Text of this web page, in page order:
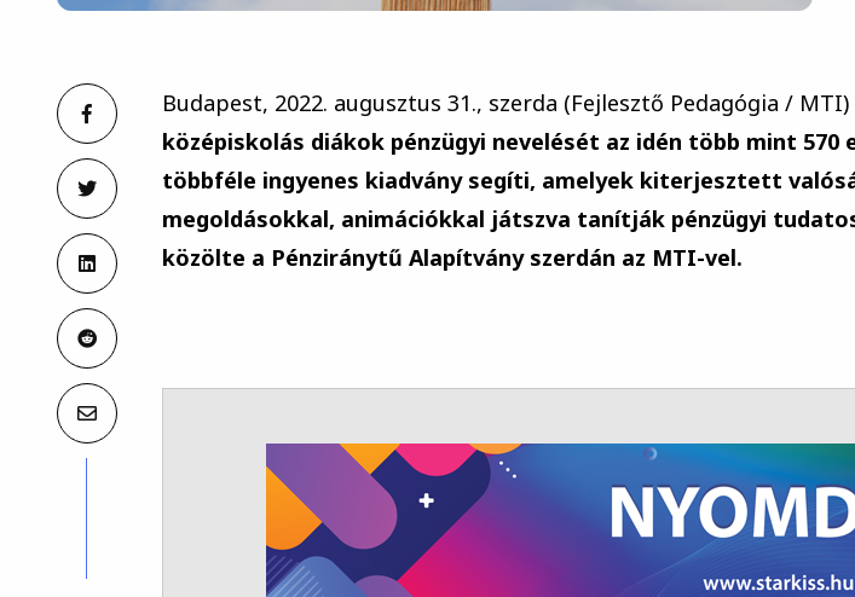
Budapest, 2022. augusztus 31., szerda (Fejlesztő Pedagógia / MTI)
középiskolás diákok pénzügyi nevelését az idén több mint 570
többféle ingyenes kiadvány segíti, amelyek kiterjesztett
megoldásokkal, animációkkal játszva tanítják pénzügyi
közölte a Pénziránytű Alapítvány szerdán az MTI-vel.